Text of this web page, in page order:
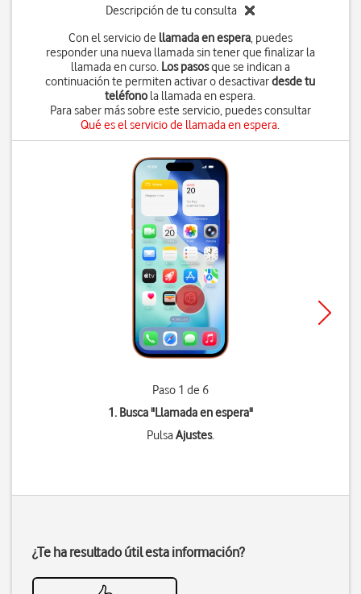
Descripción de tu consulta
Con el servicio de llamada en espera, puedes
responder una nueva llamada sin tener que finalizar la
llamada en curso. Los pasosque se indican a
continuación te permiten activar o desactivardesde tu
teléfono la llamada en espera.
Para saber más sobre este servicio, puedes consultar
Qué es el servicio de llamada en espera.
Paso 1 de 6
1. Busca "Llamada en espera"
PulsaAjustes.
¿Te ha resultado útil esta información?